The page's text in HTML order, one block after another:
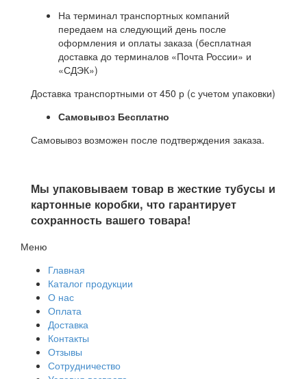
На терминал транспортных компаний
передаем на следующий день после
оформления и оплаты заказа (бесплатная
доставка до терминалов «Почта России» и
«СДЭК»)
Доставка транспортными от 450 р (с учетом упаковки)
Самовывоз Бесплатно
Самовывоз возможен после подтверждения заказа.
Мы упаковываем товар в жесткие тубусы и
картонные коробки, что гарантирует
сохранность вашего товара!
Меню
Главная
Каталог продукции
О нас
Оплата
Доставка
Контакты
Отзывы
Сотрудничество